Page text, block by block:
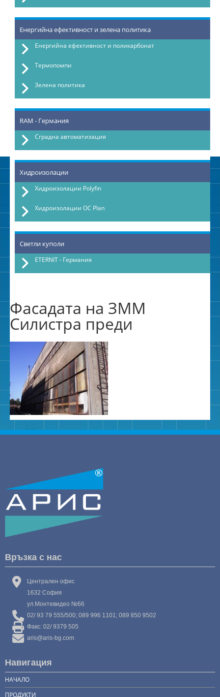
Енергийна ефективност и зелена политика
Енергийна ефективност и поликарбонат
Термопомпи
Зелена политика
RAM - Германия
Сградна автоматизация
Хидроизолации
Хидроизолации Polyfin
Хидроизолации OC Plan
Светли куполи
ETERNIT - Германия
Фасадата на ЗММ
Силистра преди
Връзка с нас
Централен офис
1632 София
ул.Монтевидео №66
02/ 93 79 555/500; 089 996 1101; 089 850 9502
Факс: 02/ 9379 505
aris@aris-bg.com
Навигация
НАЧАЛО
ПРОДУКТИ